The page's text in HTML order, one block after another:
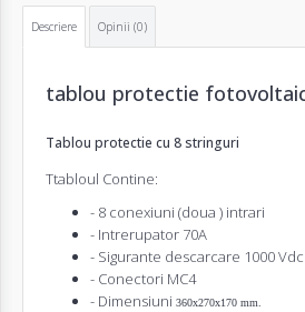
Descriere Opinii (0)
tablou protectie
Tablou protectie cu 8 stringuri
Ttabloul Contine:
- 8 conexiuni (doua ) intrari
- Intrerupator 70A
- Sigurante descarcare 1000
- Conectori MC4
- Dimensiuni 360x270x170 mm.